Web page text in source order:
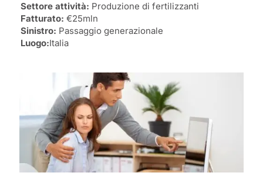
Settore attività: Produzione di fertilizzanti
Fatturato: €25mln
Sinistro: Passaggio generazionale
Luogo:Italia